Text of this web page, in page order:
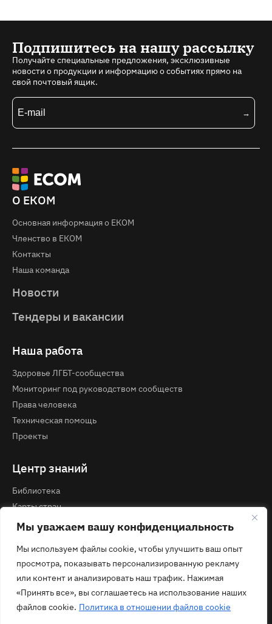
Мы уважаем вашу конфиденциальность
Мы используем файлы cookie, чтобы улучшить ваш опыт
просмотра, показывать персонализированную рекламу
или контент и анализировать наш трафик. Нажимая
«Принять все», вы соглашаетесь на использование наших
файлов cookie. Политика в отношении файлов cookie
Подпишитесь на нашу рассылку
Получайте специальные предложения, эксклюзивные
новости о продукции и информацию о событиях прямо на
свой почтовый ящик.
О ЕКОМ
Основная информация о EКOM
Членство в ЕКОМ
Контакты
Наша команда
Новости
Тендеры и вакансии
Наша работа
Здоровье ЛГБТ-сообщества
Мониторинг под руководством сообществ
Права человека
Техническая помощь
Проекты
Центр знаний
Библиотека
Карты стран
Курсы и вебинары
Контакты
Политика конфиденциальности
contact@ecom.ngo